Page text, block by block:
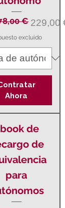
€ 229,00 €
oferta
excluido
Ahora
de
de
para